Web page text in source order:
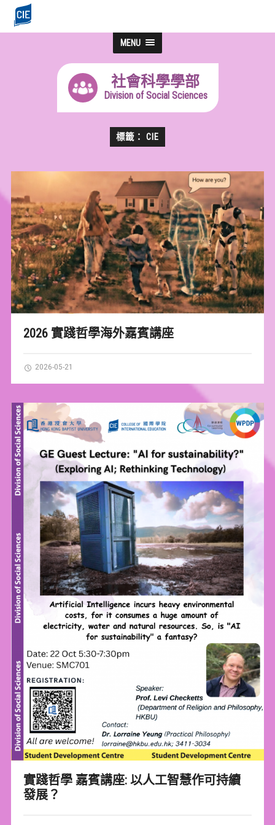
MENU
社會科學學部
Division of Social Sciences
標籤： CIE
2026 實踐哲學海外嘉賓講座
2026-05-21
實踐哲學 嘉賓講座: 以人工智慧作可持續
發展？